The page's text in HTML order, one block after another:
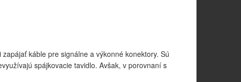
zapájať káble pre signálne a výkonné konektory. Sú
spájkovacie tavidlo. Avšak, v porovnaní s